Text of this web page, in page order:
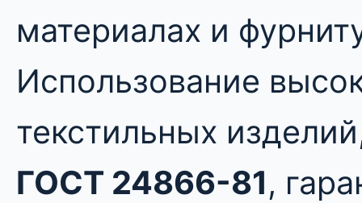
материалах и
Использование
текстильных
ГОСТ 24866-81,